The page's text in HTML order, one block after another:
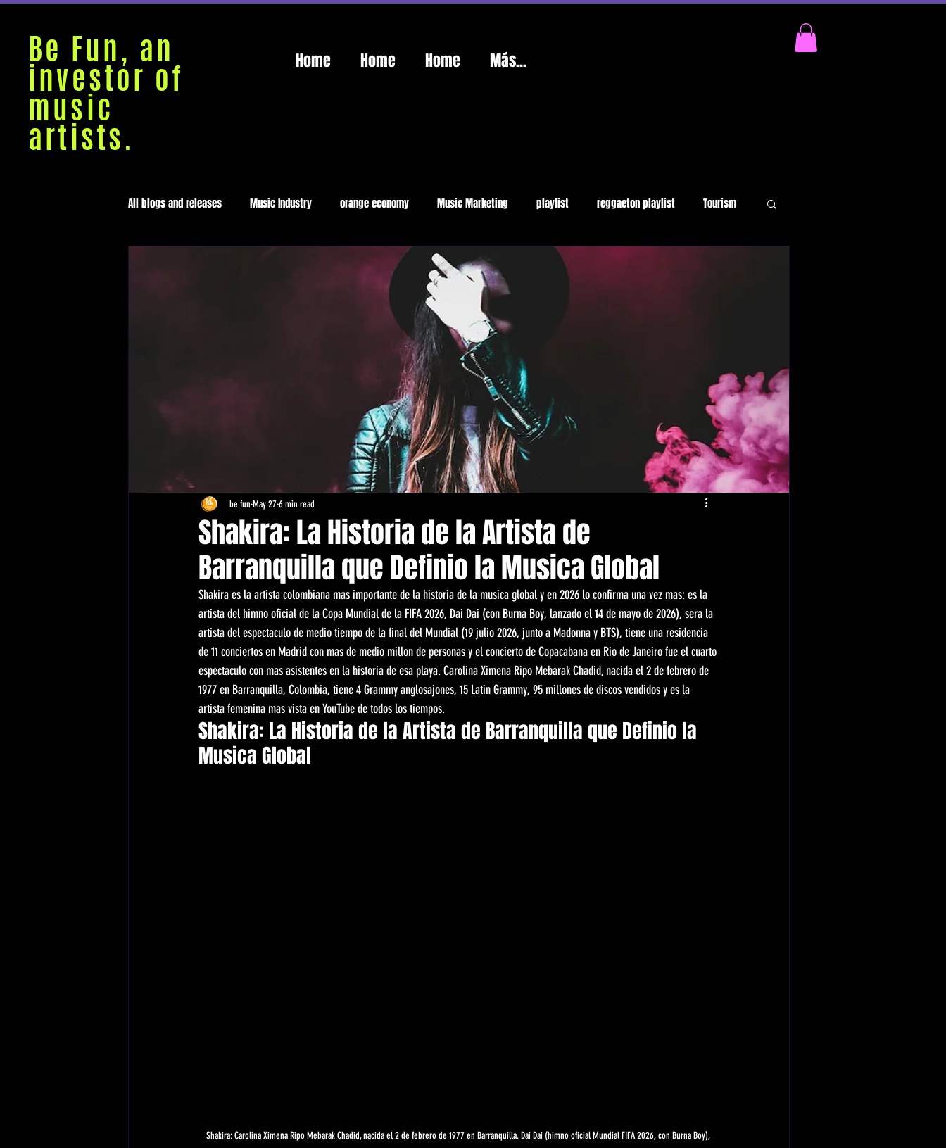
Be Fun, an
investor of
music
artists.
Home Home Home Más...
All blogs and releases Music Industry orange economy Music Marketing playlist reggaeton playlist Tourism
Shakira: La Historia de la Artista de
Barranquilla que Definio la Musica Global
be fun May 276 min read
Shakira es la artista colombiana mas importante de la historia de la musica global y en 2026 lo confirma una vez mas: es la
artista del himno oficial de la Copa Mundial de la FIFA 2026, Dai Dai (con Burna Boy, lanzado el 14 de mayo de 2026), sera la
artista del espectaculo de medio tiempo de la final del Mundial (19 julio 2026, junto a Madonna y BTS), tiene una residencia
de 11 conciertos en Madrid con mas de medio millon de personas y el concierto de Copacabana en Rio de Janeiro fue el cuarto
espectaculo con mas asistentes en la historia de esa playa. Carolina Ximena Ripo Mebarak Chadid, nacida el 2 de febrero de
1977 en Barranquilla, Colombia, tiene 4 Grammy anglosajones, 15 Latin Grammy, 95 millones de discos vendidos y es la
artista femenina mas vista en YouTube de todos los tiempos.
Shakira: La Historia de la Artista de Barranquilla que Definio la
Musica Global
Shakira: Carolina Ximena Ripo Mebarak Chadid, nacida el 2 de febrero de 1977 en Barranquilla. Dai Dai (himno oficial Mundial FIFA 2026, con Burna Boy),